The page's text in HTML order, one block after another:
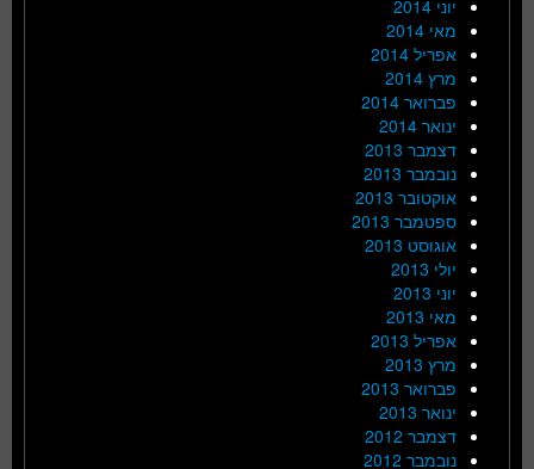
יוני 2014
מאי 2014
אפריל 2014
מרץ 2014
פברואר 2014
ינואר 2014
דצמבר 2013
נובמבר 2013
אוקטובר 2013
ספטמבר 2013
אוגוסט 2013
יולי 2013
יוני 2013
מאי 2013
אפריל 2013
מרץ 2013
פברואר 2013
ינואר 2013
דצמבר 2012
נובמבר 2012